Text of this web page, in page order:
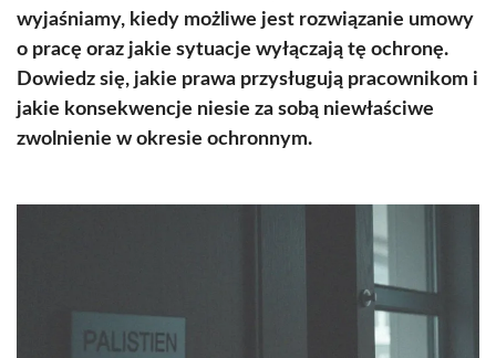
wyjaśniamy, kiedy możliwe jest rozwiązanie umowy
o pracę oraz jakie sytuacje wyłączają tę ochronę.
Dowiedz się, jakie prawa przysługują pracownikom i
jakie konsekwencje niesie za sobą niewłaściwe
zwolnienie w okresie ochronnym.